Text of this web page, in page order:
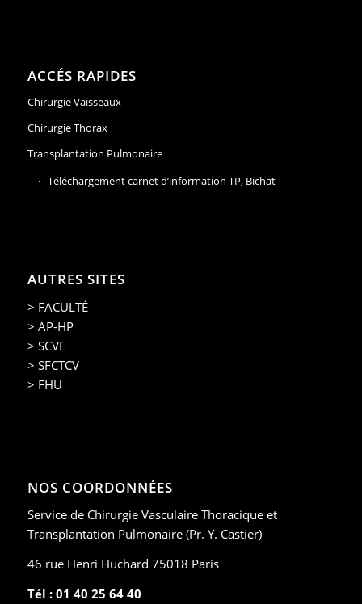
ACCÉS RAPIDES
Chirurgie Vaisseaux
Chirurgie Thorax
Transplantation Pulmonaire
Téléchargement carnet d’information TP, Bichat
AUTRES SITES
> FACULTÉ
> AP-HP
> SCVE
> SFCTCV
> FHU
NOS COORDONNÉES
Service de Chirurgie Vasculaire Thoracique et
Transplantation Pulmonaire (Pr. Y. Castier)
46 rue Henri Huchard 75018 Paris
Tél : 01 40 25 64 40